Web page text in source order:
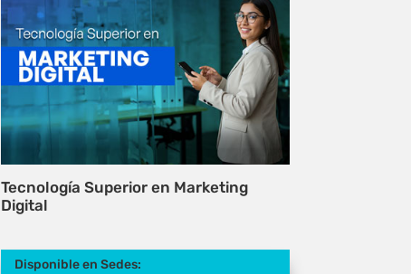
Tecnología Superior en Marketing
Digital
Disponible en Sedes: